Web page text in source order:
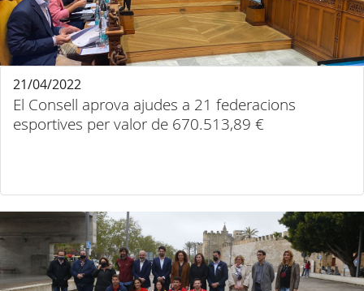
El Consell aprova ajudes a 21 federacions
esportives per valor de 670.513,89 €
21/04/2022